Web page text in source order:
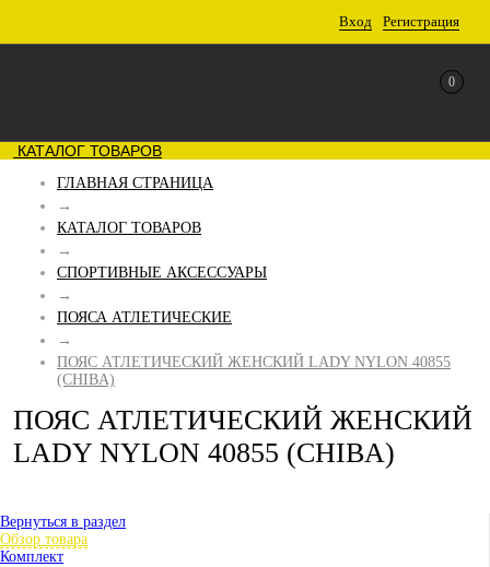
Вход Регистрация
0
КАТАЛОГ ТОВАРОВ
ГЛАВНАЯ СТРАНИЦА
→
КАТАЛОГ ТОВАРОВ
→
СПОРТИВНЫЕ АКСЕССУАРЫ
→
ПОЯСА АТЛЕТИЧЕСКИЕ
→
ПОЯС АТЛЕТИЧЕСКИЙ ЖЕНСКИЙ LADY NYLON 40855
(CHIBA)
ПОЯС АТЛЕТИЧЕСКИЙ ЖЕНСКИЙ
LADY NYLON 40855 (CHIBA)
Вернуться в раздел
Обзор товара
Комплект